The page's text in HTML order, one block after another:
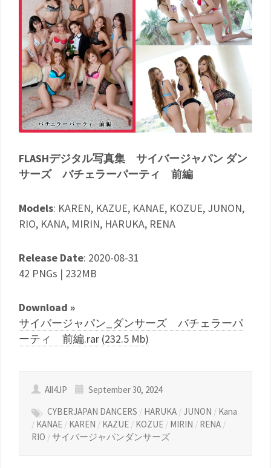
FLASHデジタル写真集 サイバージャパン ダン
サーズ バチェラーパーティ 前編
Models: KAREN, KAZUE, KANAE, KOZUE, JUNON,
RIO, KANA, MIRIN, HARUKA, RENA
Release Date: 2020-08-31
42 PNGs | 232MB
Download »
サイバージャパン_ダンサーズ バチェラーパ
ーティ 前編.rar (232.5 Mb)
All4JP
September 30, 2024
CYBERJAPAN DANCERS / HARUKA /JUNON / Kana
/ KANAE / KAREN / KAZUE / KOZUE / MIRIN / RENA /
RIO /サイバージャパンダンサーズ